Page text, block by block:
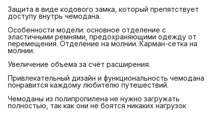
Защита в виде кодового замка, который препятствует
доступу внутрь чемодана.
Особенности модели: основное отделение с
эластичными ремнями, предохраняющими одежду от
перемещения. Отделение на молнии. Карман-сетка на
молнии.
Увеличение объема за счёт расширения.
Привлекательный дизайн и функциональность чемодана
понравится каждому любителю путешествий.
Чемоданы из полипропилена не нужно загружать
полностью, так как они не боятся никаких нагрузок